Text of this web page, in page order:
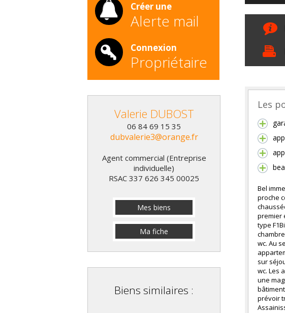
Créer une
Alerte mail
Connexion
Propriétaire
Valerie DUBOST
06 84 69 15 35
dubvalerie3@orange.fr
Agent commercial (Entreprise
individuelle)
RSAC 337 626 345 00025
Mes biens
Ma fiche
Biens similaires :
Les
Bel
proche
premier
type
wc. Au
sur
wc. Les
une
prévoir